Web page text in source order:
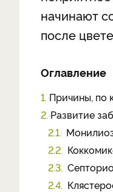
начинают
после
Оглавление
1. Причины, по
2. Развитие
2.1.
2.2.
2.3.
2.4.